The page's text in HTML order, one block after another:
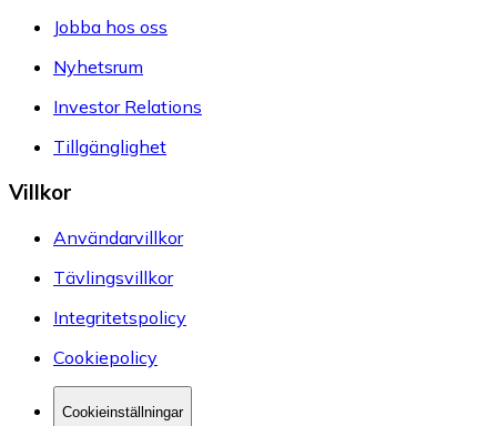
Jobba hos oss
Nyhetsrum
Investor Relations
Tillgänglighet
Villkor
Användarvillkor
Tävlingsvillkor
Integritetspolicy
Cookiepolicy
Cookieinställningar